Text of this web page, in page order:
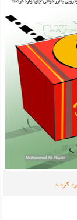
کردند